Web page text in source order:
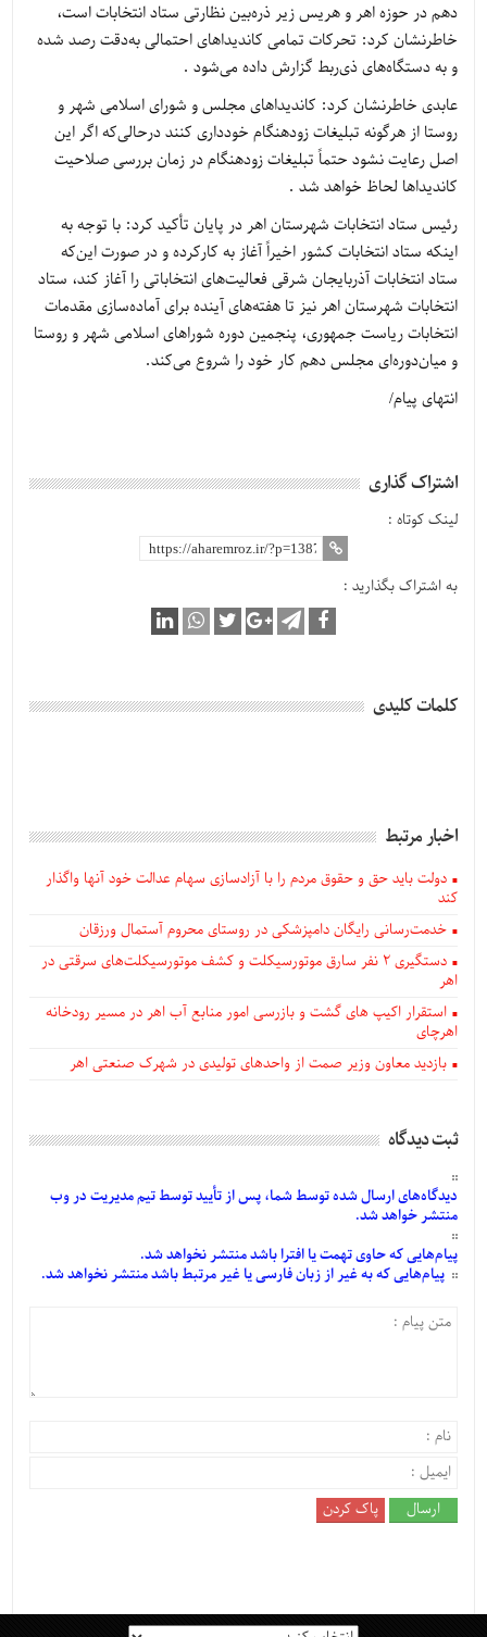
دهم در حوزه اهر و هریس زیر ذره‌بین نظارتی ستاد انتخابات است،
خاطرنشان کرد: تحرکات تمامی کاندیداهای احتمالی به‌دقت رصد شده
و به دستگاه‌های ذی‌ربط گزارش داده می‌شود .
عابدی خاطرنشان کرد: کاندیداهای مجلس و شورای اسلامی شهر و
روستا از هرگونه تبلیغات زودهنگام خودداری کنند درحالی‌که اگر این
اصل رعایت نشود حتماً تبلیغات زودهنگام در زمان بررسی صلاحیت
کاندیداها لحاظ خواهد شد .
رئیس ستاد انتخابات شهرستان اهر در پایان تأکید کرد: با توجه به
اینکه ستاد انتخابات کشور اخیراً آغاز به کارکرده و در صورت این‌که
ستاد انتخابات آذربایجان شرقی فعالیت‌های انتخاباتی را آغاز کند، ستاد
انتخابات شهرستان اهر نیز تا هفته‌های آینده برای آماده‌سازی مقدمات
انتخابات ریاست جمهوری، پنجمین دوره شوراهای اسلامی شهر و روستا
و میان‌دوره‌ای مجلس دهم کار خود را شروع می‌کند.
انتهای پیام/
اشتراک گذاری
لینک کوتاه :
به اشتراک بگذارید :
کلمات کلیدی
اخبار مرتبط
دولت باید حق و حقوق مردم را با آزادسازی سهام عدالت خود آنها واگذار
کند
خدمت‌رسانی رایگان دامپزشکی در روستای محروم آستمال ورزقان
دستگيری ۲ نفر سارق موتورسیکلت و کشف موتورسیکلت‌های سرقتی در
اهر
استقرار اکیپ های گشت و بازرسی امور منابع آب اهر در مسیر رودخانه
اهرچای
بازدید معاون وزیر صمت از واحدهای تولیدی در شهرک صنعتی اهر
ثبت دیدگاه
دیدگاه‌هایارسالشدهتوسط شما، پس ازتأییدتوسط تیم مدیریت در وب
منتشر خواهد شد.
پیام‌هاییکه حاوی تهمت یا افترا باشد منتشر نخواهد شد.
پیام‌هاییکه به غیر از زبان فارسی یا غیر مرتبط باشد منتشر نخواهد شد.